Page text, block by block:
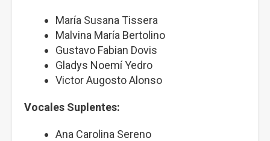
María Susana Tissera
Malvina María Bertolino
Gustavo Fabian Dovis
Gladys Noemí Yedro
Victor Augosto Alonso
Vocales Suplentes:
Ana Carolina Sereno